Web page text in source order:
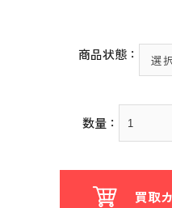
商品状態：
数量：
買取